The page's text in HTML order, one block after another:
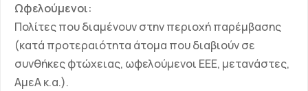
Ωφελούμενοι:
Πολίτες που διαμένουν στην περιοχή παρέμβασης
(κατά προτεραιότητα άτομα που διαβιούν σε
συνθήκες φτώχειας, ωφελούμενοι ΕΕΕ, μετανάστες,
ΑμεΑ κ.α.).